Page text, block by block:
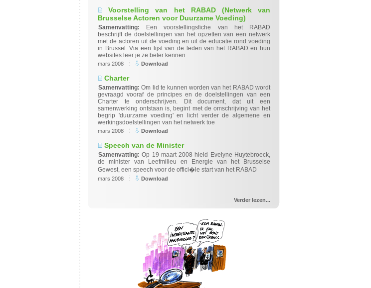
Voorstelling van het RABAD (Netwerk van
Brusselse Actoren voor Duurzame Voeding)
Samenvatting:
Een voorstellingsfiche van het RABAD
beschrijft de doelstellingen van het opzetten van een netwerk
met de actoren uit de voeding en uit de educatie rond voeding
in Brussel. Via een lijst van de leden van het RABAD en hun
websites leer je ze beter kennen
mars 2008 Download
Charter
Samenvatting:Om lid te kunnen worden van het RABAD wordt
gevraagd vooraf de principes en de doelstellingen van een
Charter te onderschrijven. Dit document, dat uit een
samenwerking ontstaan is, begint met de omschrijving van het
begrip 'duurzame voeding' en licht verder de algemene en
werkingsdoelstellingen van het netwerk toe
mars 2008 Download
Speech van de Minister
Samenvatting:Op 19 maart 2008 hield Evelyne Huytebroeck,
de minister van Leefmilieu en Energie van het Brusselse
Gewest, een speech voor de offici�le start van het RABAD
mars 2008 Download
Verder lezen...